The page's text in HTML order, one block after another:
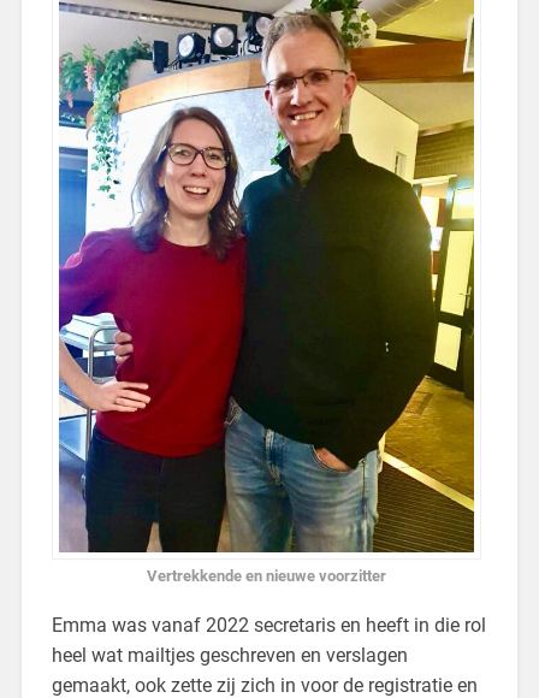
Vertrekkende en nieuwe voorzitter
Emma was vanaf 2022 secretaris en heeft in die rol
heel wat mailtjes geschreven en verslagen
gemaakt, ook zette zij zich in voor de registratie en